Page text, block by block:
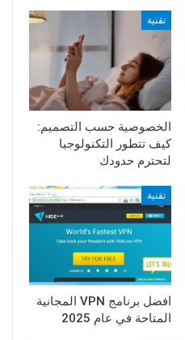
تقنية
الخصوصية حسب التصميم:
كيف تتطور التكنولوجيا
لتحترم حدودك
تقنية
افضل برنامج VPN المجانية
المتاحة في عام 2025